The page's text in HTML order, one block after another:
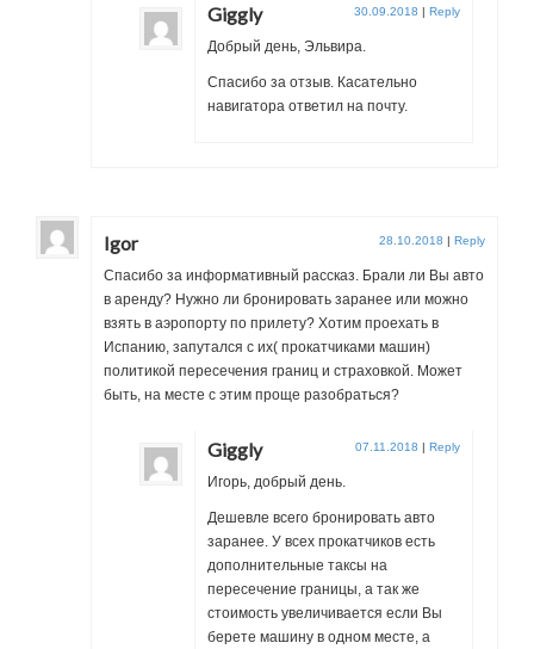
Giggly 30.09.2018 | Reply
Добрый день, Эльвира.
Спасибо за отзыв. Касательно
навигатора ответил на почту.
Igor 28.10.2018 | Reply
Спасибо за информативный рассказ. Брали ли Вы авто
в аренду? Нужно ли бронировать заранее или можно
взять в аэропорту по прилету? Хотим проехать в
Испанию, запутался с их( прокатчиками машин)
политикой пересечения границ и страховкой. Может
быть, на месте с этим проще разобраться?
Giggly 07.11.2018 | Reply
Игорь, добрый день.
Дешевле всего бронировать авто
заранее. У всех прокатчиков есть
дополнительные таксы на
пересечение границы, а так же
стоимость увеличивается если Вы
берете машину в одном месте, а